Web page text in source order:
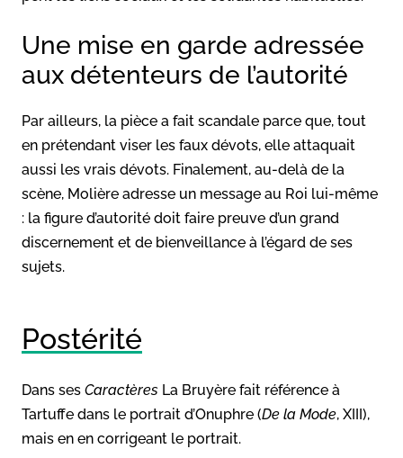
Une mise en garde adressée
aux détenteurs de l’autorité
Par ailleurs, la pièce a fait scandale parce que, tout
en prétendant viser les faux dévots, elle attaquait
aussi les vrais dévots. Finalement, au-delà de la
scène, Molière adresse un message au Roi lui-même
: la figure d’autorité doit faire preuve d’un grand
discernement et de bienveillance à l’égard de ses
sujets.
Postérité
Dans ses Caractères La Bruyère fait référence à
Tartuffe dans le portrait d’Onuphre (De la Mode, XIII),
mais en en corrigeant le portrait.